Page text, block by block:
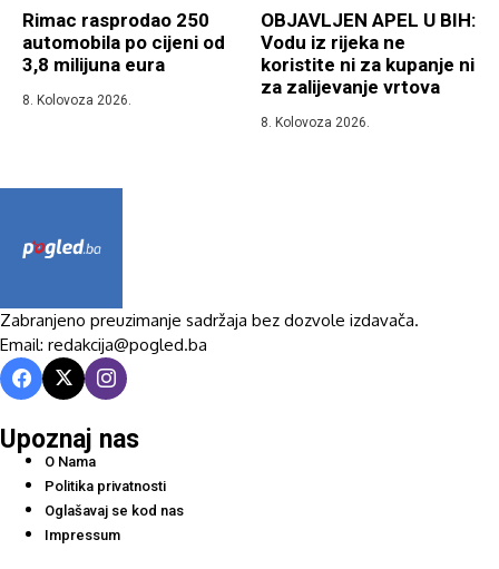
Rimac rasprodao 250
automobila po cijeni od
3,8 milijuna eura
8. Kolovoza 2026.
OBJAVLJEN APEL U BIH:
Vodu iz rijeka ne
koristite ni za kupanje ni
za zalijevanje vrtova
8. Kolovoza 2026.
Zabranjeno preuzimanje sadržaja bez dozvole izdavača.
Email: redakcija@pogled.ba
Upoznaj nas
O Nama
Politika privatnosti
Oglašavaj se kod nas
Impressum